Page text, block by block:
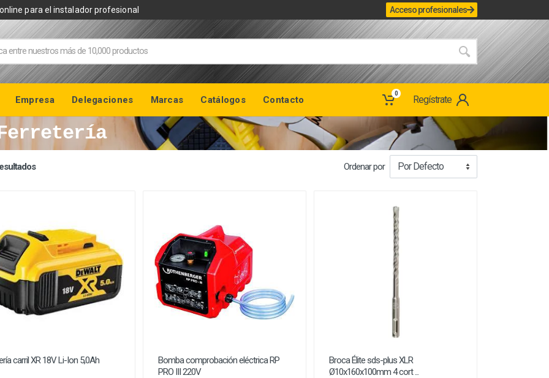
para el instalador profesional Acceso profesionales
Empresa Delegaciones Marcas Catálogos Contacto
0
Regístrate
Ordenar por
carril XR 18V Li-Ion 5,0Ah
Bomba comprobación eléctrica RP
PRO III 220V
Broca Élite sds-plus XLR
Ø10x160x100mm 4 cort ...